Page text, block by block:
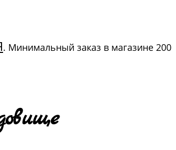
. Минимальный заказ в магазине 200